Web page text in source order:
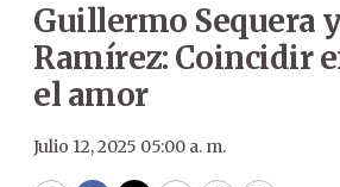
Guillermo Sequera
Ramírez: Coincidir
el amor
Julio 12, 2025 05:00 a. m.